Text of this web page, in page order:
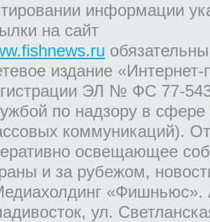
информации
на сайт
издание
ЭЛ № ФС 77-
по надзору в
коммуникаций).
освещающее
и за рубежом,
«Фишньюс».
ул.